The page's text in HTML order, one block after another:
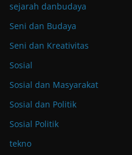
sejarah danbudaya
Seni dan Budaya
Seni dan Kreativitas
Sosial
Sosial dan Masyarakat
Sosial dan Politik
Sosial Politik
tekno